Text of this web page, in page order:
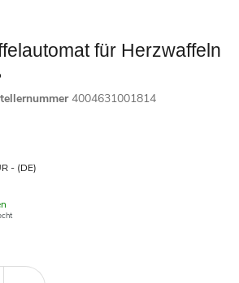
für Herzwaffeln
4004631001814
- (DE)